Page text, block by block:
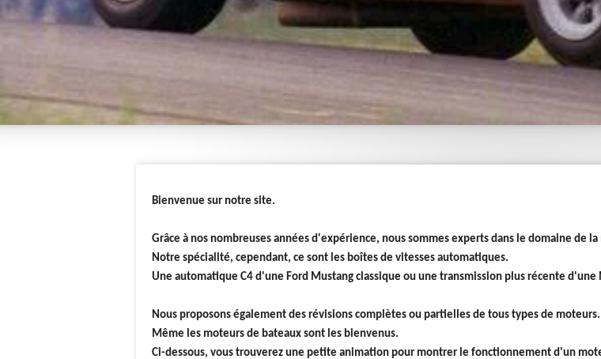
Bienvenue sur notre site.
Grâce à nos nombreuses années d'expérience, nous sommes experts dans le domaine de
Notre spécialité, cependant, ce sont les boîtes de vitesses automatiques.
Une automatique C4 d'une Ford Mustang classique ou une transmission plus récente d'une
Nous proposons également des révisions complètes ou partielles de tous types de moteurs.
Même les moteurs de bateaux sont les bienvenus.
Ci-dessous, vous trouverez une petite animation pour montrer le fonctionnement d'un